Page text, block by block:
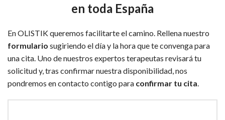
en toda España
En OLISTIK queremos facilitarte el camino. Rellena nuestro
formulario sugiriendo el día y la hora que te convenga para
una cita. Uno de nuestros expertos terapeutas revisará tu
solicitud y, tras confirmar nuestra disponibilidad, nos
pondremos en contacto contigo para confirmar tu cita.